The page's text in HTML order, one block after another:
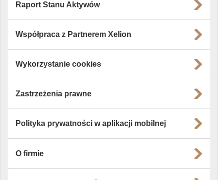
Raport Stanu Aktywów
Współpraca z Partnerem Xelion
Wykorzystanie cookies
Zastrzeżenia prawne
Polityka prywatności w aplikacji mobilnej
O firmie